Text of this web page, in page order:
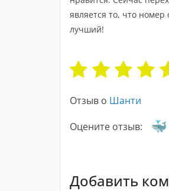
является то, что
лучший!
Отзыв о Шанти
Оцените отзыв:
Добавить